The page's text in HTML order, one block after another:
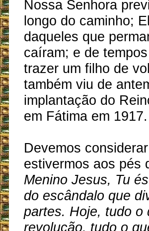
Nossa Senhora
longo do caminho;
daqueles que
caíram; e de
trazer um filho de
também viu de
implantação do
em Fátima em 1917.
Devemos
estivermos aos pés
Menino Jesus, Tu
do escândalo que
partes. Hoje, tudo o
revolução, tudo o